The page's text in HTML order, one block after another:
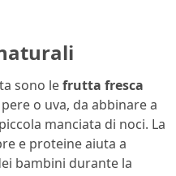
sono lefrutta fresca
o uva, da abbinare a
manciata di noci. La
e proteine aiuta a
bambini durante la